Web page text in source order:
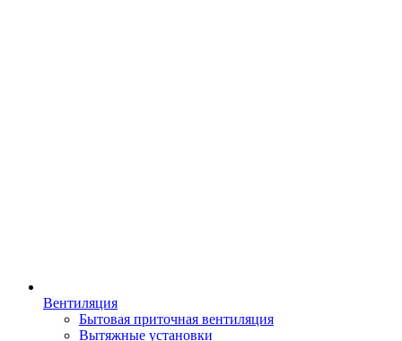
Вентиляция
Бытовая приточная вентиляция
Вытяжные установки